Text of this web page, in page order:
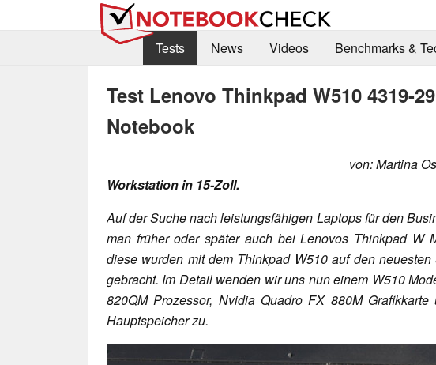
Tests
News Videos Benchmarks &
Test Lenovo Thinkpad W510 4319-
Notebook
von: Martina
Workstation in 15-Zoll.
Auf der Suche nach leistungsfähigen Laptops für den
man früher oder später auch bei Lenovos Thinkpad W
diese wurden mit dem Thinkpad W510 auf den neuesten
gebracht. Im Detail wenden wir uns nun einem W510
820QM Prozessor, Nvidia Quadro FX 880M
Hauptspeicher zu.